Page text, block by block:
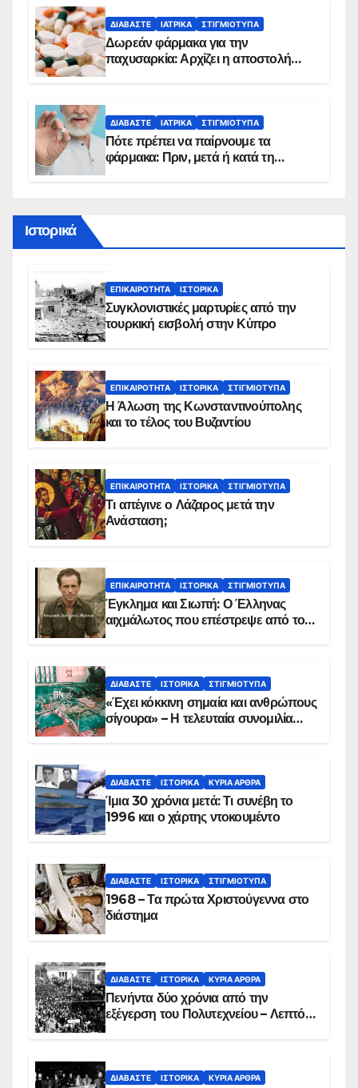
ΔΙΑΒΆΣΤΕ ΙΑΤΡΙΚΆ ΣΤΙΓΜΙΌΤΥΠΑ
Δωρεάν φάρμακα για την
παχυσαρκία: Αρχίζει η αποστολή
ΔΙΑΒΆΣΤΕ ΙΑΤΡΙΚΆ ΣΤΙΓΜΙΌΤΥΠΑ
Πότε πρέπει να παίρνουμε τα
φάρμακα: Πριν, μετά ή κατά τη
Ιστορικά
ΕΠΙΚΑΙΡΌΤΗΤΑ ΙΣΤΟΡΙΚΆ
Συγκλονιστικές μαρτυρίες από την
τουρκική εισβολή στην Κύπρο
ΕΠΙΚΑΙΡΌΤΗΤΑ ΙΣΤΟΡΙΚΆ ΣΤΙΓΜΙΌΤΥΠΑ
Η Άλωση της Κωνσταντινούπολης
και το τέλος του Βυζαντίου
ΕΠΙΚΑΙΡΌΤΗΤΑ ΙΣΤΟΡΙΚΆ ΣΤΙΓΜΙΌΤΥΠΑ
Τι απέγινε ο Λάζαρος μετά την
Ανάσταση;
ΕΠΙΚΑΙΡΌΤΗΤΑ ΙΣΤΟΡΙΚΆ ΣΤΙΓΜΙΌΤΥΠΑ
Έγκλημα και Σιωπή: Ο Έλληνας
αιχμάλωτος που επέστρεψε από το
ΔΙΑΒΆΣΤΕ ΙΣΤΟΡΙΚΆ ΣΤΙΓΜΙΌΤΥΠΑ
«Έχει κόκκινη σημαία και ανθρώπους
σίγουρα» – Η τελευταία συνομιλία
ΔΙΑΒΆΣΤΕ ΙΣΤΟΡΙΚΆ ΚΥΡΙΑ ΑΡΘΡΑ
Ίμια 30 χρόνια μετά: Τι συνέβη το
1996 και ο χάρτης ντοκουμέντο
ΔΙΑΒΆΣΤΕ ΙΣΤΟΡΙΚΆ ΣΤΙΓΜΙΌΤΥΠΑ
1968 – Τα πρώτα Χριστούγεννα στο
διάστημα
ΔΙΑΒΆΣΤΕ ΙΣΤΟΡΙΚΆ ΚΥΡΙΑ ΑΡΘΡΑ
Πενήντα δύο χρόνια από την
εξέγερση του Πολυτεχνείου – Λεπτό
ΔΙΑΒΆΣΤΕ ΙΣΤΟΡΙΚΆ ΚΥΡΙΑ ΑΡΘΡΑ